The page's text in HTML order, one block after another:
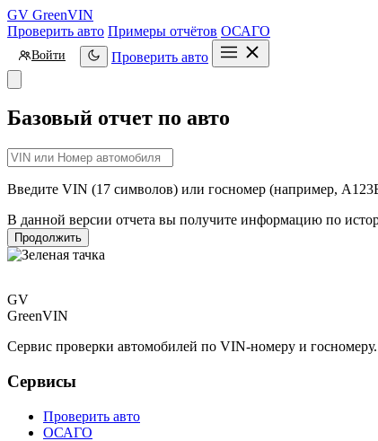
GV GreenVIN
Проверить авто Примеры отчётов ОСАГО
Войти Проверить авто
Базовый отчет по авто
Введите VIN (17 символов) или госномер (например,
В данной версии отчета вы получите информацию по
Продолжить
GV
GreenVIN
Сервис проверки автомобилей по VIN-номеру и
Сервисы
Проверить авто
ОСАГО